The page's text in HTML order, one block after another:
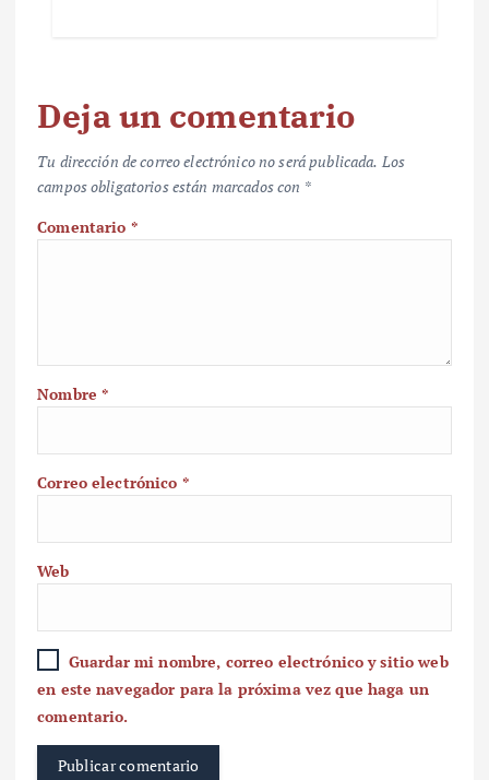
Deja un comentario
Tu dirección de correo electrónico no será publicada. Los
campos obligatorios están marcados con *
Comentario *
Nombre*
Correo electrónico *
Web
Guardar mi nombre, correo electrónico y sitio web
en este navegador para la próxima vez que haga un
comentario.